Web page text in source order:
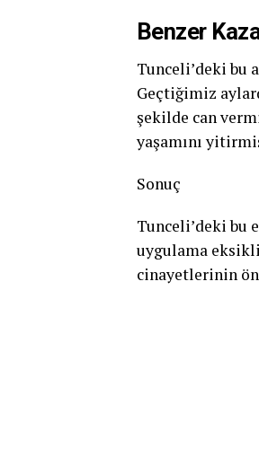
Benzer
Tunceli’deki bu
Geçtiğimiz
şekilde can
yaşamını
Sonuç
Tunceli’deki bu
uygulama
cinayetlerinin